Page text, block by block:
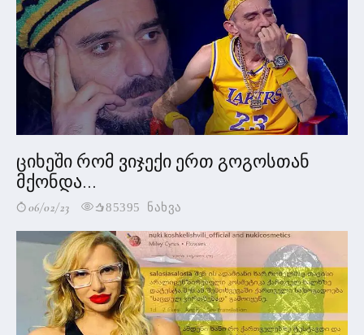
ციხეში რომ ვიჯექი ერთ გოგოსთან
მქონდა...
06/02/23 85395 ნახვა